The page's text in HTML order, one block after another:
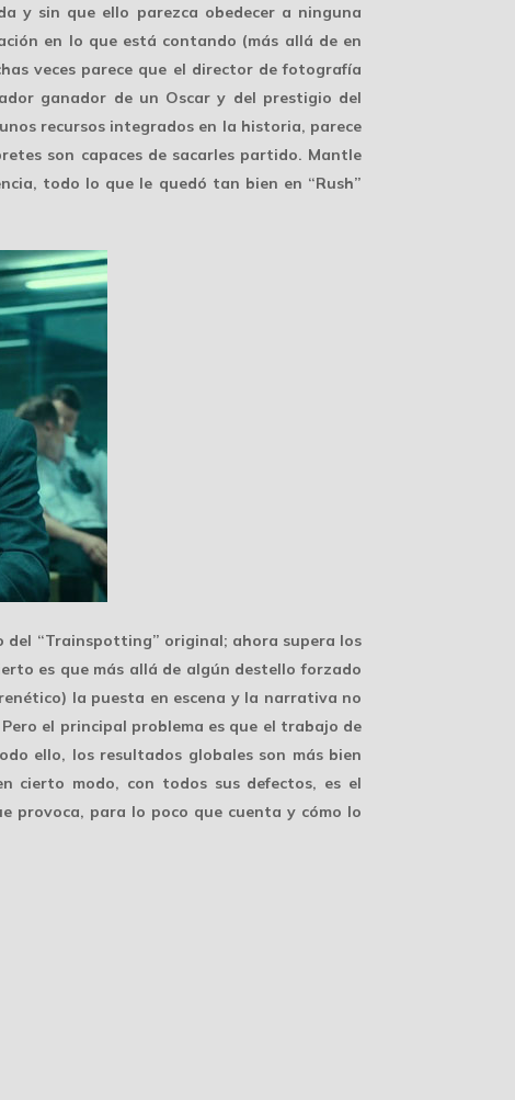
y sin que ello parezca obedecer a ninguna
en lo que está contando (más allá de en
veces parece que el director de fotografía
ganador de un Oscar y del prestigio del
recursos integrados en la historia, parece
son capaces de sacarles partido. Mantle
todo lo que le quedó tan bien en “Rush”
“Trainspotting” original; ahora supera los
es que más allá de algún destello forzado
la puesta en escena y la narrativa no
el principal problema es que el trabajo de
ello, los resultados globales son más bien
cierto modo, con todos sus defectos, es el
provoca, para lo poco que cuenta y cómo lo